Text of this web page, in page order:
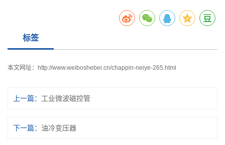
标签
本文网址： http://www.weiboshebei.cn/chappin-neiye-265.html
上一篇： 工业微波磁控管
下一篇： 油冷变压器